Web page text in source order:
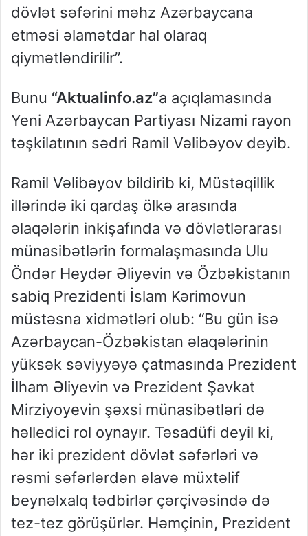
dövlət səfərini məhz Azərbaycana
etməsi əlamətdar hal olaraq
qiymətləndirilir”.
Bunu “Aktualinfo.az”a açıqlamasında
Yeni Azərbaycan Partiyası Nizami rayon
təşkilatının sədri Ramil Vəlibəyov deyib.
Ramil Vəlibəyov bildirib ki, Müstəqillik
illərində iki qardaş ölkə arasında
əlaqələrin inkişafında və dövlətlərarası
münasibətlərin formalaşmasında Ulu
Öndər Heydər Əliyevin və Özbəkistanın
sabiq Prezidenti İslam Kərimovun
müstəsna xidmətləri olub: “Bu gün isə
Azərbaycan-Özbəkistan əlaqələrinin
yüksək səviyyəyə çatmasında Prezident
İlham Əliyevin və Prezident Şavkat
Mirziyoyevin şəxsi münasibətləri də
həlledici rol oynayır. Təsadüfi deyil ki,
hər iki prezident dövlət səfərləri və
rəsmi səfərlərdən əlavə müxtəlif
beynəlxalq tədbirlər çərçivəsində də
tez-tez görüşürlər. Həmçinin, Prezident